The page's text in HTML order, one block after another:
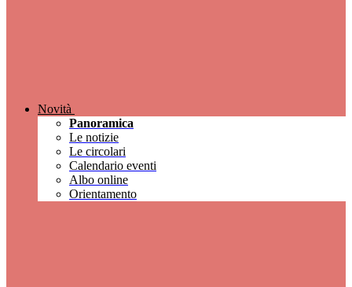
Novità
Panoramica
Le notizie
Le circolari
Calendario eventi
Albo online
Orientamento